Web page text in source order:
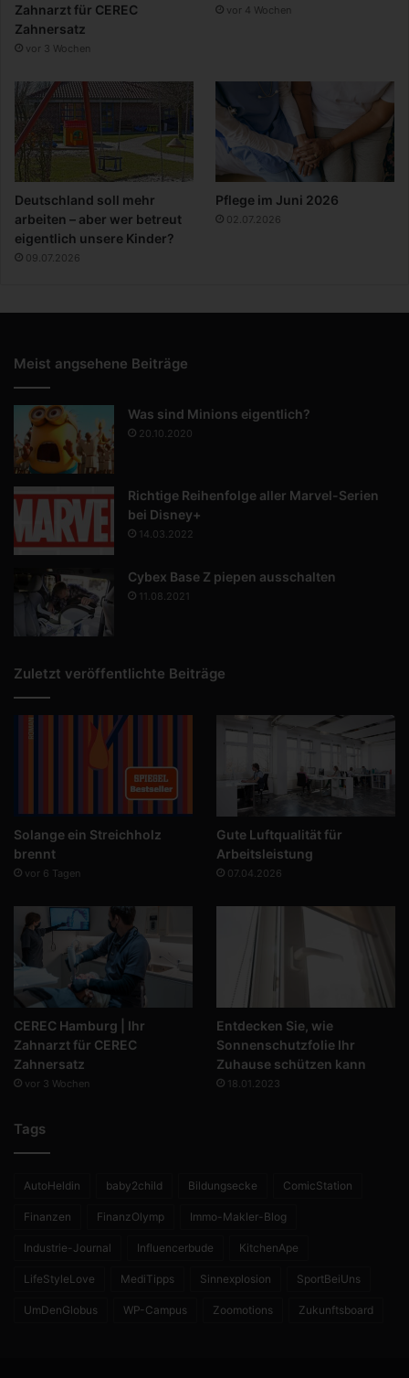
Zahnarzt für CEREC
Zahnersatz
vor 3 Wochen
vor 4 Wochen
Deutschland soll mehr
arbeiten – aber wer betreut
eigentlich unsere Kinder?
09.07.2026
Pflege im Juni 2026
02.07.2026
Meist angsehene Beiträge
Was sind Minions eigentlich?
20.10.2020
Richtige Reihenfolge aller Marvel-Serien
bei Disney+
14.03.2022
Cybex Base Z piepen ausschalten
11.08.2021
Zuletzt veröffentlichte Beiträge
Solange ein Streichholz
brennt
vor 6 Tagen
Gute Luftqualität für
Arbeitsleistung
07.04.2026
CEREC Hamburg | Ihr
Zahnarzt für CEREC
Zahnersatz
vor 3 Wochen
Entdecken Sie, wie
Sonnenschutzfolie Ihr
Zuhause schützen kann
18.01.2023
Tags
AutoHeldin baby2child Bildungsecke ComicStation
Finanzen FinanzOlymp Immo-Makler-Blog
Industrie-Journal Influencerbude KitchenApe
LifeStyleLove MediTipps Sinnexplosion SportBeiUns
UmDenGlobus WP-Campus Zoomotions Zukunftsboard